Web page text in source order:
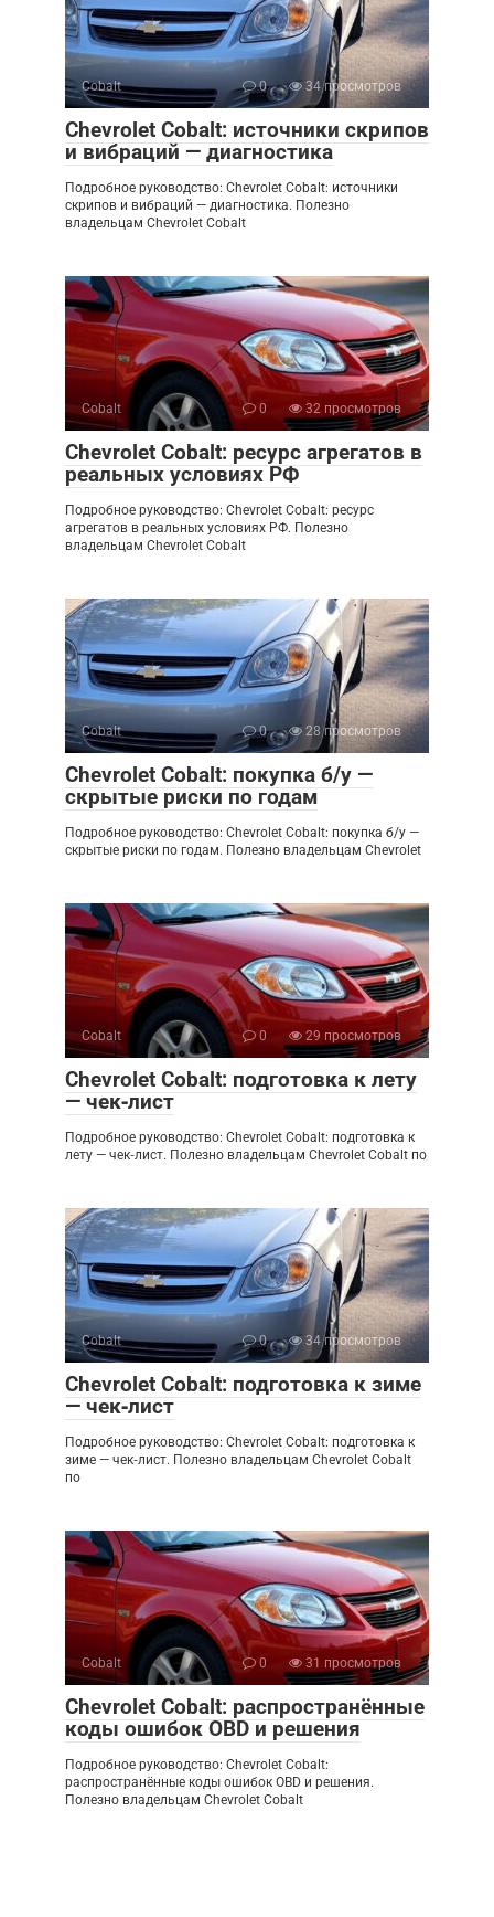
Cobalt 0 34 просмотров
Chevrolet Cobalt: источники скрипов
и вибраций — диагностика
Подробное руководство: Chevrolet Cobalt: источники
скрипов и вибраций — диагностика. Полезно
владельцам Chevrolet Cobalt
Cobalt 0 32 просмотров
Chevrolet Cobalt: ресурс агрегатов в
реальных условиях РФ
Подробное руководство: Chevrolet Cobalt: ресурс
агрегатов в реальных условиях РФ. Полезно
владельцам Chevrolet Cobalt
Cobalt 0 28 просмотров
Chevrolet Cobalt: покупка б/у —
скрытые риски по годам
Подробное руководство: Chevrolet Cobalt: покупка б/у —
скрытые риски по годам. Полезно владельцам Chevrolet
Cobalt 0 29 просмотров
Chevrolet Cobalt: подготовка к лету
— чек‑лист
Подробное руководство: Chevrolet Cobalt: подготовка к
лету — чек‑лист. Полезно владельцам Chevrolet Cobalt по
Cobalt 0 34 просмотров
Chevrolet Cobalt: подготовка к зиме
— чек‑лист
Подробное руководство: Chevrolet Cobalt: подготовка к
зиме — чек‑лист. Полезно владельцам Chevrolet Cobalt
по
Cobalt 0 31 просмотров
Chevrolet Cobalt: распространённые
коды ошибок OBD и решения
Подробное руководство: Chevrolet Cobalt:
распространённые коды ошибок OBD и решения.
Полезно владельцам Chevrolet Cobalt